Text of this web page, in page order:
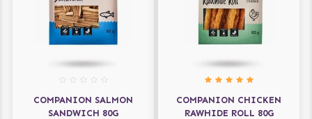
COMPANION SALMON
SANDWICH 80G
COMPANION CHICKEN
RAWHIDE ROLL 80G